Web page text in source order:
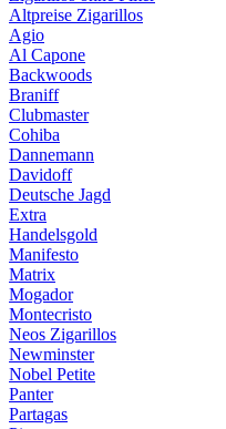
Altpreise Zigarillos
Agio
Al Capone
Backwoods
Braniff
Clubmaster
Cohiba
Dannemann
Davidoff
Deutsche Jagd
Extra
Handelsgold
Manifesto
Matrix
Mogador
Montecristo
Neos Zigarillos
Newminster
Nobel Petite
Panter
Partagas